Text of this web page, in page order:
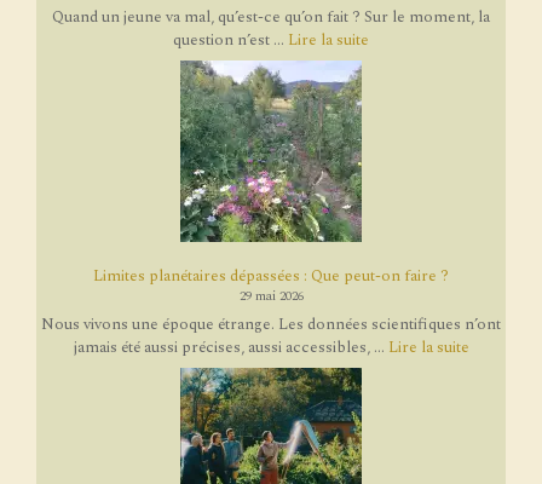
Quand un jeune va mal, qu’est-ce qu’on fait ? Sur le moment, la
question n’est ... Lire la suite
Limites planétaires dépassées : Que peut-on faire ?
29 mai 2026
Nous vivons une époque étrange. Les données scientifiques n’ont
jamais été aussi précises, aussi accessibles, ... Lire la suite